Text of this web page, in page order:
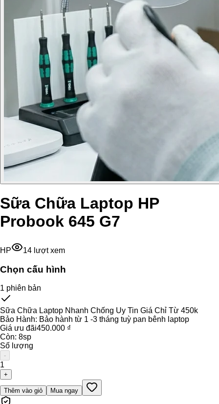
Sữa Chữa Laptop HP
Probook 645 G7
HP 14 lượt xem
Chọn cấu hình
1 phiên bản
Sữa Chữa Laptop Nhanh Chống Uy Tin Giá Chỉ Từ 450k
Bảo Hành: Bảo hành từ 1 -3 tháng tuỳ pan bênh laptop
Giá ưu đãi450.000 ₫
Còn: 8sp
Số lượng
-
1
+
Thêm vào giỏ Mua ngay